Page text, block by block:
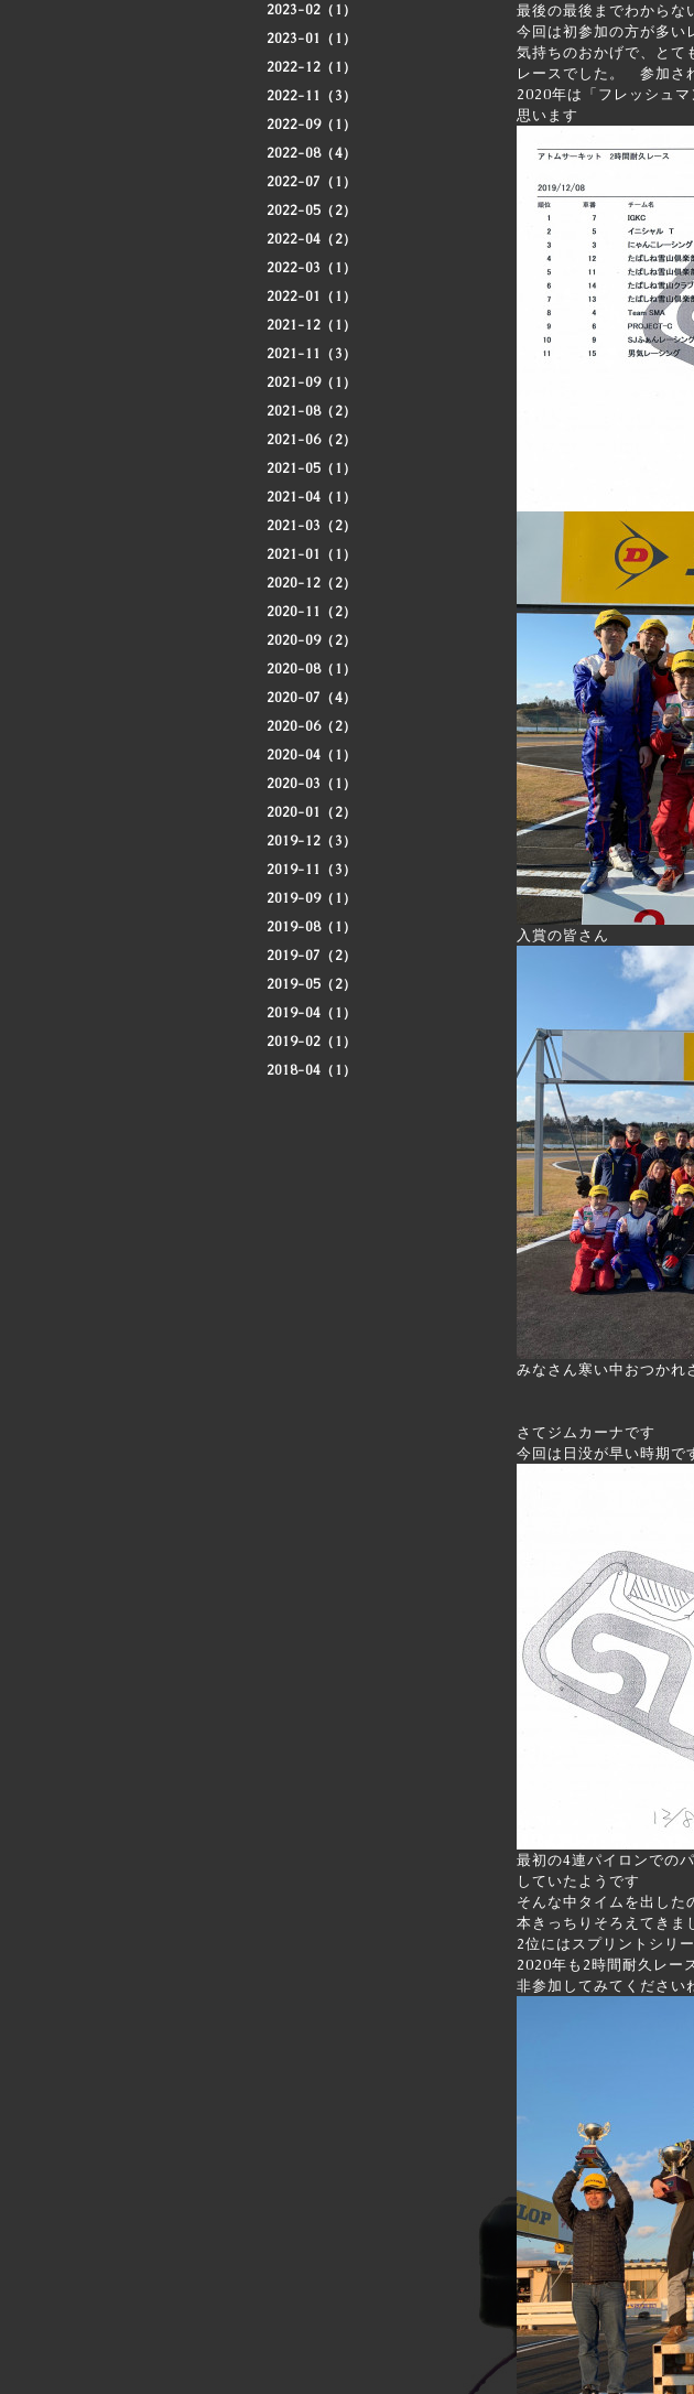
2023-02（1）
2023-01（1）
2022-12（1）
2022-11（3）
2022-09（1）
2022-08（4）
2022-07（1）
2022-05（2）
2022-04（2）
2022-03（1）
2022-01（1）
2021-12（1）
2021-11（3）
2021-09（1）
2021-08（2）
2021-06（2）
2021-05（1）
2021-04（1）
2021-03（2）
2021-01（1）
2020-12（2）
2020-11（2）
2020-09（2）
2020-08（1）
2020-07（4）
2020-06（2）
2020-04（1）
2020-03（1）
2020-01（2）
2019-12（3）
2019-11（3）
2019-09（1）
2019-08（1）
2019-07（2）
2019-05（2）
2019-04（1）
2019-02（1）
2018-04（1）
最後の最後までわからな
今回は初参加の方が多い
気持ちのおかげで、とて
レースでした。 参加さ
2020年は「フレッシュ
思います
入賞の皆さん
みなさん寒い中おつかれ
さてジムカーナです
今回は日没が早い時期で
最初の4連パイロンでの
していたようです
そんな中タイムを出し
本きっちりそろえてきま
2位にはスプリントシリ
2020年も2時間耐久レー
非参加してみてください